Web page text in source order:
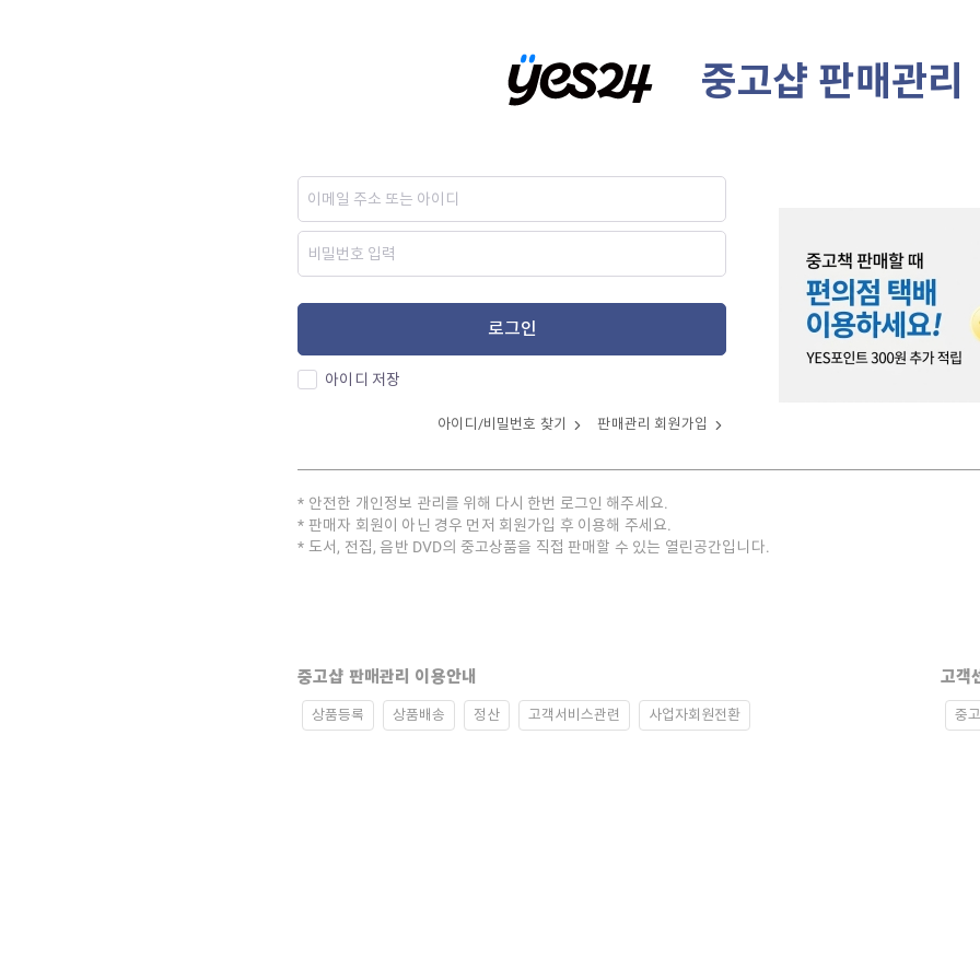
중고샵 판매관리
로그인
아이디 저장
아이디/비밀번호 찾기 판매관리 회원가입
안전한 개인정보 관리를 위해 다시 한번 로그인 해주세요.
판매자 회원이 아닌 경우 먼저 회원가입 후 이용해 주세요.
도서, 전집, 음반 DVD의 중고상품을 직접 판매할 수 있는 열린공간입니다.
중고샵 판매관리 이용안내
상품등록 상품배송 정산 고객서비스관련 사업자회원전환
고객
중